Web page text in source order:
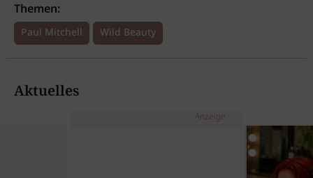
Themen:
Paul Mitchell Wild Beauty
Aktuelles
Anzeige